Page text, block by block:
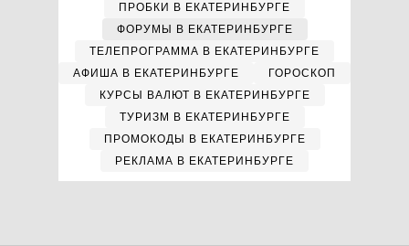
ПРОБКИ В ЕКАТЕРИНБУРГЕ
ФОРУМЫ В ЕКАТЕРИНБУРГЕ
ТЕЛЕПРОГРАММА В ЕКАТЕРИНБУРГЕ
АФИША В ЕКАТЕРИНБУРГЕ
ГОРОСКОП
КУРСЫ ВАЛЮТ В ЕКАТЕРИНБУРГЕ
ТУРИЗМ В ЕКАТЕРИНБУРГЕ
ПРОМОКОДЫ В ЕКАТЕРИНБУРГЕ
РЕКЛАМА В ЕКАТЕРИНБУРГЕ